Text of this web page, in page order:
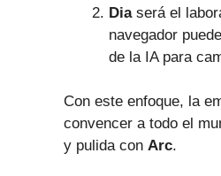
Diaserá el
navegador
de la IA para
Con este enfoque, la
convencer a todo el
y pulida con Arc.